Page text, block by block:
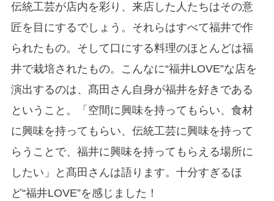
伝統工芸が店内を彩り、来店した人たちはその意
匠を目にするでしょう。それらはすべて福井で作
られたもの。そして口にする料理のほとんどは福
井で栽培されたもの。こんなに“福井LOVE”な店を
演出するのは、髙田さん自身が福井を好きである
ということ。「空間に興味を持ってもらい、食材
に興味を持ってもらい、伝統工芸に興味を持って
らうことで、福井に興味を持ってもらえる場所に
したい」と髙田さんは語ります。十分すぎるほ
ど“福井LOVE”を感じました！